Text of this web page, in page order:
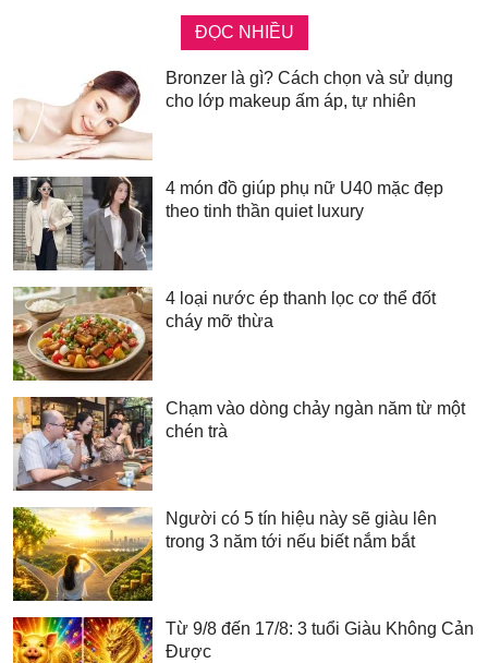
ĐỌC NHIỀU
Bronzer là gì? Cách chọn và sử dụng
cho lớp makeup ấm áp, tự nhiên
4 món đồ giúp phụ nữ U40 mặc đẹp
theo tinh thần quiet luxury
4 loại nước ép thanh lọc cơ thể đốt
cháy mỡ thừa
Chạm vào dòng chảy ngàn năm từ một
chén trà
Người có 5 tín hiệu này sẽ giàu lên
trong 3 năm tới nếu biết nắm bắt
Từ 9/8 đến 17/8: 3 tuổi Giàu Không Cản
Được